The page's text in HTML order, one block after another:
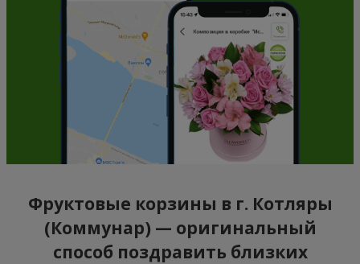
Фруктовые корзины в г. Котляры
(Коммунар) — оригинальный
способ поздравить близких